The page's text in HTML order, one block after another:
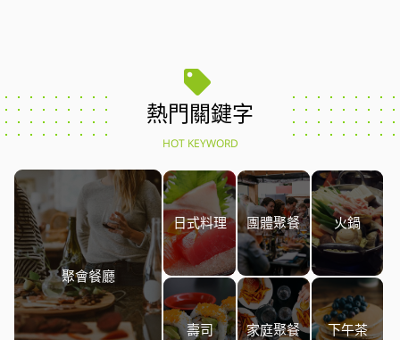
熱門關鍵字
HOT KEYWORD
聚會餐廳
日式料理 團體聚餐 火鍋
壽司 家庭聚餐 下午茶